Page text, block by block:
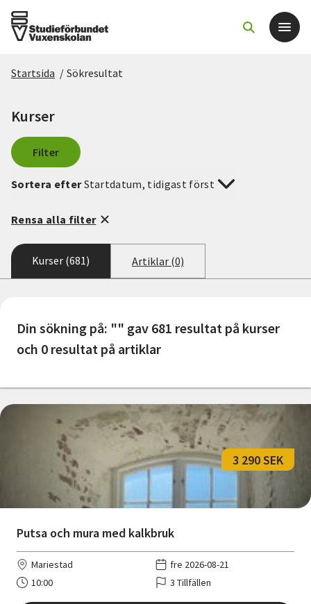
För dig som
Sök kurser och evenemang
Starta studiecirkel
Cirkelledare
Nyheter
Avdelningar
Lyssna
Startsida / Sökresultat
Kurser
Filter
Sortera efterStartdatum, tidigast först
Rensa alla filter
Kurser (681) Artiklar (0)
Din sökning på: "" gav 681 resultat på kurser
och 0 resultat på artiklar
Putsa och mura med kalkbruk
3 290 SEK
Mariestad
fre 2026-08-21
10:00
3 Tillfällen